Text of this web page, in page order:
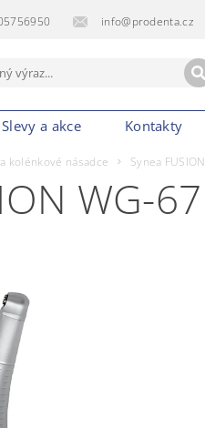
info@prodenta.cz
Slevy a akce Kontakty
kolénkové násadce Synea FUSION
WG-